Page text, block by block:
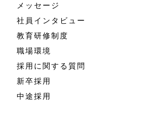
メッセージ
社員インタビュー
教育研修制度
職場環境
採用に関する質問
新卒採用
中途採用